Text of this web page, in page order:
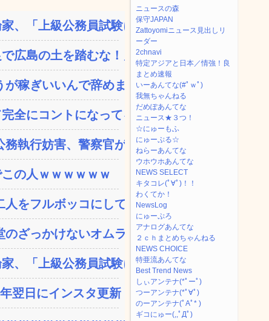
、「上級公務員試験に合...
広島の土を踏むな！」→...
稼ぎいいんで辞めます...
完全にコントになってる…...
務執行妨害、警察官が事...
の人ｗｗｗｗｗｗ
人をフルボッコにしてし...
のざっかけないオムライ...
、「上級公務員試験に合...
翌日にインスタ更新！...
ニュースの森
保守JAPAN
Zattoyomiニュース見出しリ
ーダー
2chnavi
特定アジアと日本／情強！良
まとめ速報
いーあんてな(#ﾟｗﾟ)
我無ちゃんねる
だめぽあんてな
ニュース★３つ！
☆にゅーもふ
にゅーぷる☆
ねらーあんてな
ウホウホあんてな
NEWS SELECT
キタコレ(ﾟ∀ﾟ)！！
わくてか！
NewsLog
にゅーぷろ
アナログあんてな
２ｃｈまとめちゃんねる
NEWS CHOICE
特亜流あんてな
Best Trend News
しぃアンテナ(*ﾟーﾟ)
つーアンテナ(*ﾟ∀ﾟ)
のーアンテナ(ﾟAﾟ* )
ギコにゅー(,,ﾟДﾟ)